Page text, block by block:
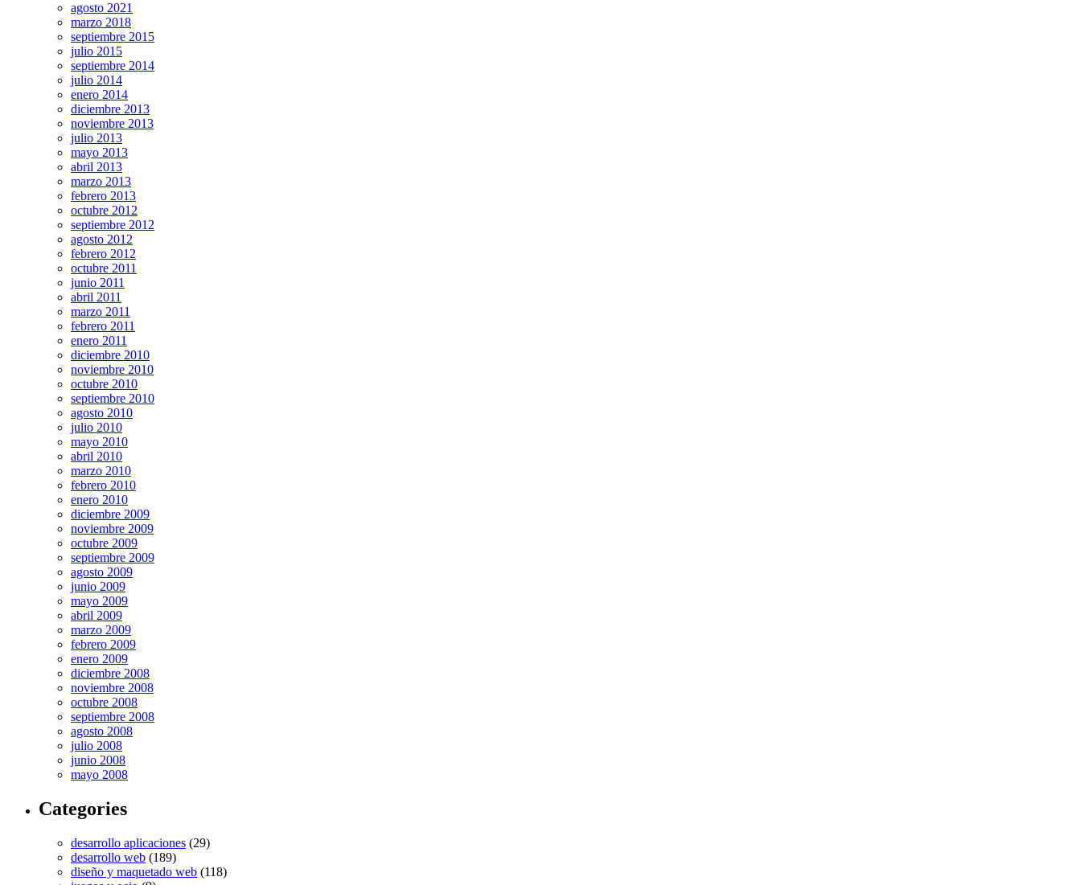
agosto 2021
marzo 2018
septiembre 2015
julio 2015
septiembre 2014
julio 2014
enero 2014
diciembre 2013
noviembre 2013
julio 2013
mayo 2013
abril 2013
marzo 2013
febrero 2013
octubre 2012
septiembre 2012
agosto 2012
febrero 2012
octubre 2011
junio 2011
abril 2011
marzo 2011
febrero 2011
enero 2011
diciembre 2010
noviembre 2010
octubre 2010
septiembre 2010
agosto 2010
julio 2010
mayo 2010
abril 2010
marzo 2010
febrero 2010
enero 2010
diciembre 2009
noviembre 2009
octubre 2009
septiembre 2009
agosto 2009
junio 2009
mayo 2009
abril 2009
marzo 2009
febrero 2009
enero 2009
diciembre 2008
noviembre 2008
octubre 2008
septiembre 2008
agosto 2008
julio 2008
junio 2008
mayo 2008
Categories
desarrollo aplicaciones (29)
desarrollo web (189)
diseño y maquetado web (118)